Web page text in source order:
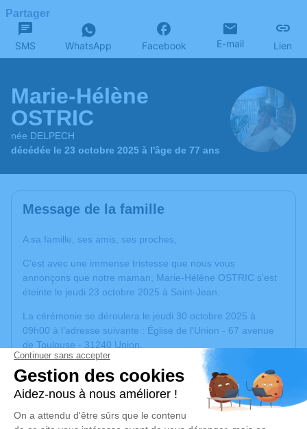
Partager
SMS WhatsApp Facebook E-mail Lien
Marie-Hélène
OSTRIC
née DELPECH
décédée le 23 octobre 2025 à l'âge de 77 ans
Message de la famille
A sa famille, ses amis, ses proches,
C’est avec une immense tristesse que nous vous
annonçons que notre maman, Marie-Hélène OSTRIC s'est
éteinte le jeudi 23 octobre 2025 à Saint-Jean.
La cérémonie se déroulera le jeudi 30 octobre 2025 à
09h00 à l’adresse suivante : Église de l'Union - 67 avenue
de Toulouse - 31240 Union.
La crémation aura lieu à 10h30 au Crématorium Toulouse
Sud à St Orens de Gameville.
Si vous le désirez, vous pourrez lui rendre visite au
Funérarium L'Envol au 6 allée de Longueterre, 31850